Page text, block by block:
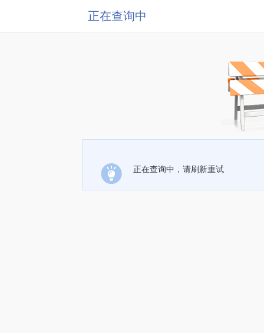
正在查询中
正在查询中，请刷新重试